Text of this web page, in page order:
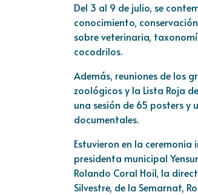
Del 3 al 9 de julio, se
conocimiento,
sobre veterinaria,
cocodrilos.
Además, reuniones de los
zoológicos y la Lista Roja
una sesión de 65 posters
documentales.
Estuvieron en la
presidenta municipal
Rolando Coral Hoil, la
Silvestre, de la Semarnat,